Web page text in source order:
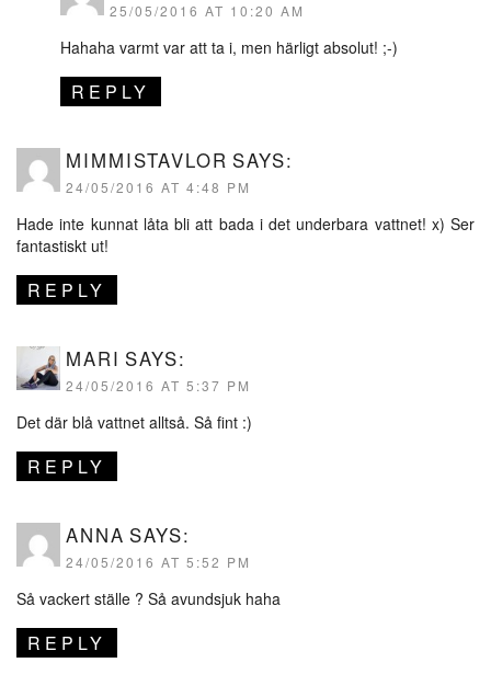
25/05/2016 AT 10:20 AM
Hahaha varmt var att ta i, men härligt absolut! ;-)
REPLY
MIMMISTAVLOR SAYS:
24/05/2016 AT 4:48 PM
Hade inte kunnat låta bli att bada i det underbara vattnet! x) Ser
fantastiskt ut!
REPLY
MARI SAYS:
24/05/2016 AT 5:37 PM
Det där blå vattnet alltså. Så fint :)
REPLY
ANNA SAYS:
24/05/2016 AT 5:52 PM
Så vackert ställe ? Så avundsjuk haha
REPLY